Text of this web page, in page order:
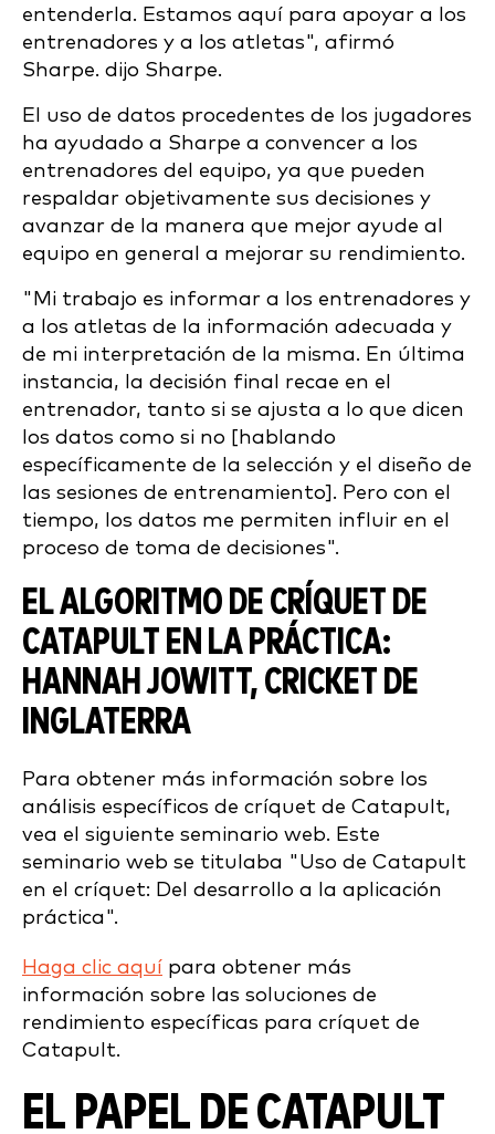
entenderla. Estamos aquí para apoyar a los
entrenadores y a los atletas", afirmó
Sharpe. dijo Sharpe.
El uso de datos procedentes de los jugadores
ha ayudado a Sharpe a convencer a los
entrenadores del equipo, ya que pueden
respaldar objetivamente sus decisiones y
avanzar de la manera que mejor ayude al
equipo en general a mejorar su rendimiento.
"Mi trabajo es informar a los entrenadores y
a los atletas de la información adecuada y
de mi interpretación de la misma. En última
instancia, la decisión final recae en el
entrenador, tanto si se ajusta a lo que dicen
los datos como si no [hablando
específicamente de la selección y el diseño de
las sesiones de entrenamiento]. Pero con el
tiempo, los datos me permiten influir en el
proceso de toma de decisiones".
EL ALGORITMO DE CRÍQUET DE
CATAPULT EN LA PRÁCTICA:
HANNAH JOWITT, CRICKET DE
INGLATERRA
Para obtener más información sobre los
análisis específicos de críquet de Catapult,
vea el siguiente seminario web. Este
seminario web se titulaba "Uso de Catapult
en el críquet: Del desarrollo a la aplicación
práctica".
Haga clic aquí para obtener más
información sobre las soluciones de
rendimiento específicas para críquet de
Catapult.
EL PAPEL DE CATAPULT